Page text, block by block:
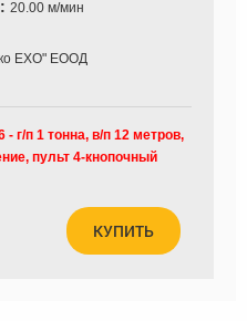
20.00 м/мин
ЕХО" ЕООД
КУПИТЬ
г/п 1 тонна, в/п 12 метров,
пульт 4-кнопочный